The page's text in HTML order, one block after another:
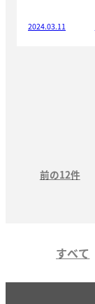
2024.03.11
前の12件
すべて